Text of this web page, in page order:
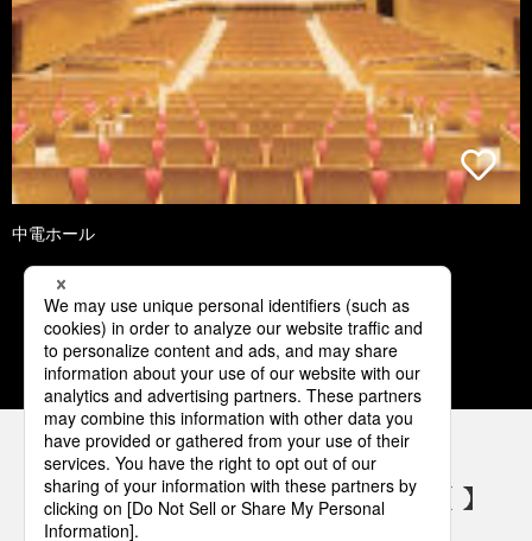
中電ホール
3 4 5 6 7
パナソニックの電気設備 SNSアカウント